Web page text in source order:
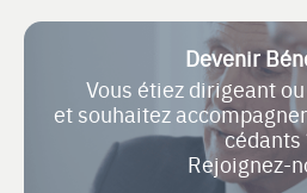
Devenir
Vous étiez dirigeant
et souhaitez
cédants
Rejoignez-